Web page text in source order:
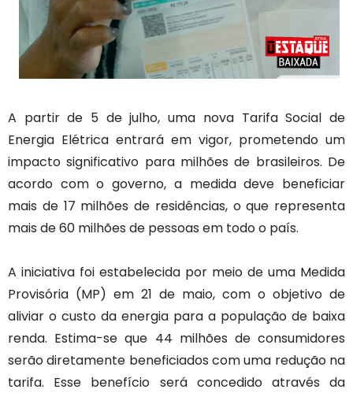
A partir de 5 de julho, uma nova Tarifa Social de
Energia Elétrica entrará em vigor, prometendo um
impacto significativo para milhões de brasileiros. De
acordo com o governo, a medida deve beneficiar
mais de 17 milhões de residências, o que representa
mais de 60 milhões de pessoas em todo o país.
A iniciativa foi estabelecida por meio de uma Medida
Provisória (MP) em 21 de maio, com o objetivo de
aliviar o custo da energia para a população de baixa
renda. Estima-se que 44 milhões de consumidores
serão diretamente beneficiados com uma redução na
tarifa. Esse benefício será concedido através da